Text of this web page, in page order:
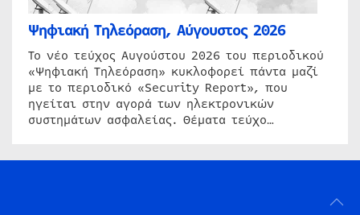
Ψηφιακή Τηλεόραση, Αύγουστος 2026
Το νέο τεύχος Αυγούστου 2026 του περιοδικού
«Ψηφιακή Τηλεόραση» κυκλοφορεί πάντα μαζί
με το περιοδικό «Security Report», που
ηγείται στην αγορά των ηλεκτρονικών
συστημάτων ασφαλείας. Θέματα τεύχο…